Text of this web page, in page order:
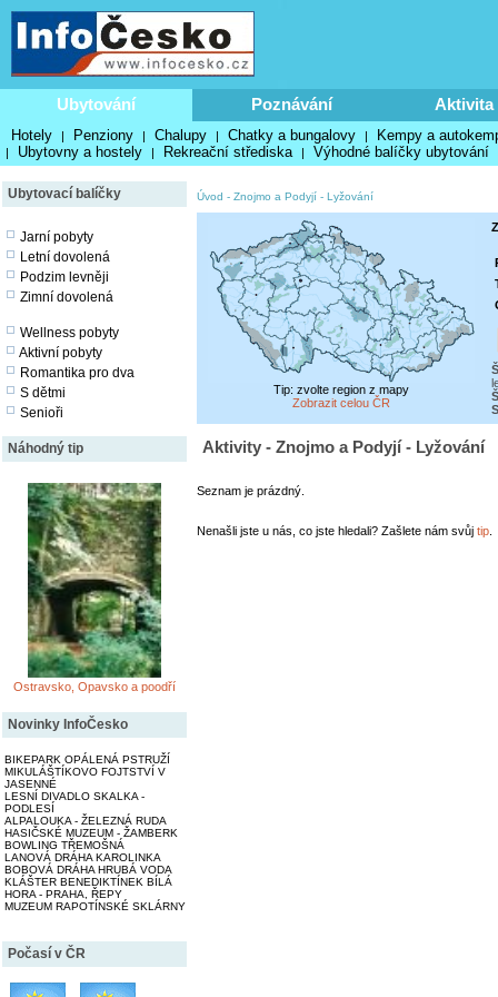
Ubytování Poznávání Aktivita
Hotely | Penziony | Chalupy | Chatky a bungalovy | Kempy a
| Ubytovny a hostely | Rekreační střediska | Výhodné balíčky ubytování
Ubytovací balíčky
Jarní pobyty
Letní dovolená
Podzim levněji
Zimní dovolená
Wellness pobyty
Aktivní pobyty
Romantika pro dva
S dětmi
Senioři
Náhodný tip
Ostravsko, Opavsko a poodří
Novinky InfoČesko
BIKEPARK OPÁLENÁ PSTRUŽÍ
MIKULÁŠTÍKOVO FOJTSTVÍ V
JASENNÉ
LESNÍ DIVADLO SKALKA -
PODLESÍ
ALPALOUKA - ŽELEZNÁ RUDA
HASIČSKÉ MUZEUM - ŽAMBERK
BOWLING TŘEMOŠNÁ
LANOVÁ DRÁHA KAROLINKA
BOBOVÁ DRÁHA HRUBÁ VODA
KLÁŠTER BENEDIKTÍNEK BÍLÁ
HORA - PRAHA, ŘEPY
MUZEUM RAPOTÍNSKÉ SKLÁRNY
Počasí v ČR
Úvod - Znojmo a Podyjí - Lyžování
Tip: zvolte region z mapy
Zobrazit celou ČR
Aktivity - Znojmo a Podyjí - Lyžování
Seznam je prázdný.
Nenašli jste u nás, co jste hledali? Zašlete nám svůj tip